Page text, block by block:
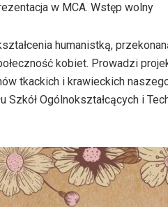
w MCA. Wstęp wolny
humanistką,
kobiet. Prowadzi
tkackich i krawieckich
Szkół Ogólnokształcących i